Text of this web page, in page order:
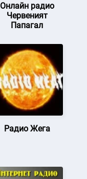
Онлайн радио
Червеният
Папагал
Радио Жега